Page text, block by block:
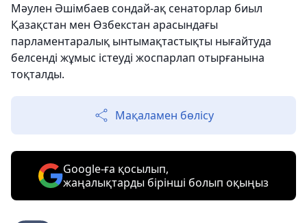
Мәулен Әшімбаев сондай-ақ сенаторлар биыл
Қазақстан мен Өзбекстан арасындағы
парламентаралық ынтымақтастықты нығайтуда
белсенді жұмыс істеуді жоспарлап отырғанына
тоқталды.
Мақаламен бөлісу
Google-ға қосылып,
жаңалықтарды бірінші болып оқыңыз